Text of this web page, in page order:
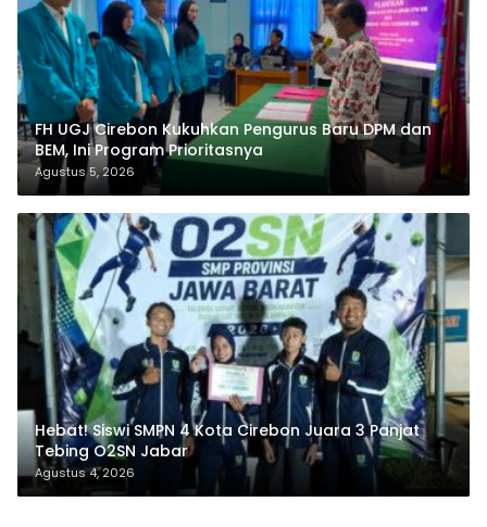
FH UGJ Cirebon Kukuhkan Pengurus Baru DPM dan
BEM, Ini Program Prioritasnya
Agustus 5, 2026
Hebat! Siswi SMPN 4 Kota Cirebon Juara 3 Panjat
Tebing O2SN Jabar
Agustus 4, 2026